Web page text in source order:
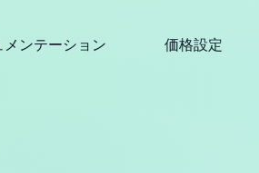
メンテーション 価格設定